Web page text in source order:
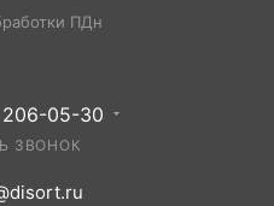
ПДн
05-30
ЗВОНОК